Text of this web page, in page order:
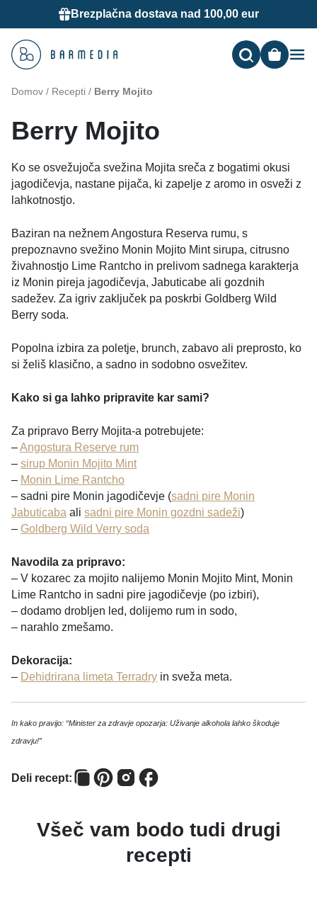
Brezplačna dostava nad 100,00 eur
Domov / Recepti / Berry Mojito
Berry Mojito
Ko se osvežujoča svežina Mojita sreča z bogatimi okusi
jagodičevja, nastane pijača, ki zapelje z aromo in osveži z
lahkotnostjo.
Baziran na nežnem Angostura Reserva rumu, s
prepoznavno svežino Monin Mojito Mint sirupa, citrusno
živahnostjo Lime Rantcho in prelivom sadnega karakterja
iz Monin pireja jagodičevja, Jabuticabe ali gozdnih
sadežev. Za igriv zaključek pa poskrbi Goldberg Wild
Berry soda.
Popolna izbira za poletje, brunch, zabavo ali preprosto, ko
si želiš klasično, a sadno in sodobno osvežitev.
Kako si ga lahko pripravite kar sami?
Za pripravo Berry Mojita-a potrebujete:
–Angostura Reserve rum
– sirup Monin Mojito Mint
– Monin Lime Rantcho
– sadni pire Monin jagodičevje (sadni pire Monin
Jabuticaba ali sadni pire Monin gozdni sadeži)
– Goldberg Wild Verry soda
Navodila za pripravo:
– V kozarec za mojito nalijemo Monin Mojito Mint, Monin
Lime Rantcho in sadni pire jagodičevje (po izbiri),
– dodamo drobljen led, dolijemo rum in sodo,
– narahlo zmešamo.
Dekoracija:
– Dehidrirana limeta Terradry in sveža meta.
In kako pravijo: “Minister za zdravje opozarja: Uživanje alkohola lahko škoduje
zdravju!”
Deli recept:
Všeč vam bodo tudi drugi
recepti